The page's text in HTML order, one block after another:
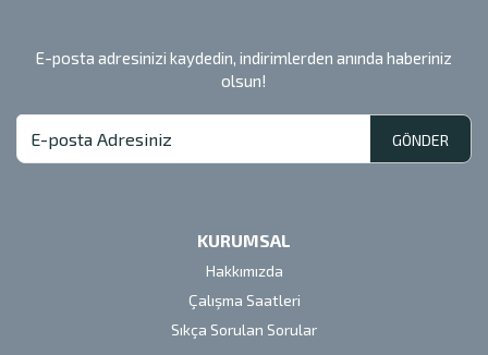
E-posta adresinizi kaydedin, indirimlerden anında haberiniz
olsun!
GÖNDER
KURUMSAL
Hakkımızda
Çalışma Saatleri
Sıkça Sorulan Sorular